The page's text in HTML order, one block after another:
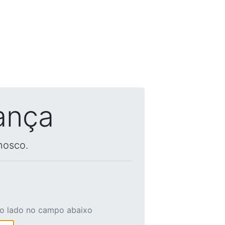
lado no campo abaixo